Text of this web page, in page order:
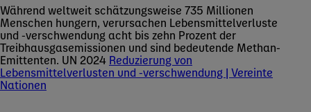
Während weltweit schätzungsweise 735 Millionen
Menschen hungern, verursachen Lebensmittelverluste
und -verschwendung acht bis zehn Prozent der
Treibhausgasemissionen und sind bedeutende Methan-
Emittenten. UN 2024 Reduzierung von
Lebensmittelverlusten und -verschwendung | Vereinte
Nationen